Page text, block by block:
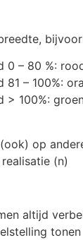
0 – 80 %:
81 – 100%:
> 100%:
op
(n)
altijd
tonen